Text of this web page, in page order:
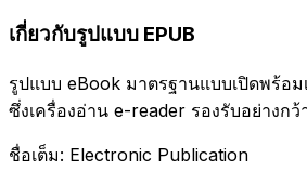
เกี่ยวกับรูปแบบ EPUB
รูปแบบ eBook มาตรฐานแบบเปิดพร้อม
ซึ่งเครื่องอ่าน e-reader รองรับอย่างกว้
ชื่อเต็ม: Electronic Publication